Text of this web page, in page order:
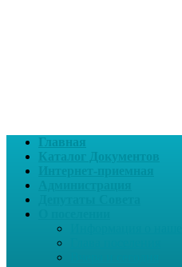
Главная
Каталог Документов